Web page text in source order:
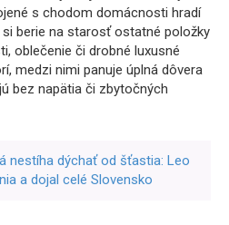
s chodom domácnosti hradí
berie na starosť ostatné položky
oblečenie či drobné luxusné
medzi nimi panuje úplná dôvera
bez napätia či zbytočných
nestíha dýchať od šťastia: Leo
a dojal celé Slovensko